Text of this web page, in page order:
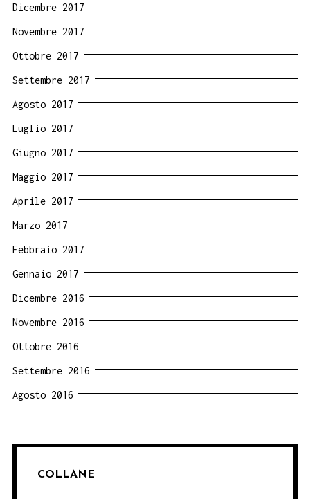
Dicembre 2017
Novembre 2017
Ottobre 2017
Settembre 2017
Agosto 2017
Luglio 2017
Giugno 2017
Maggio 2017
Aprile 2017
Marzo 2017
Febbraio 2017
Gennaio 2017
Dicembre 2016
Novembre 2016
Ottobre 2016
Settembre 2016
Agosto 2016
COLLANE